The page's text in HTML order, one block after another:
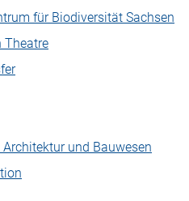
für Biodiversität Sachsen
Theatre
und Bauwesen